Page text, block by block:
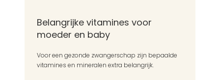
Belangrijke vitamines voor
moeder en baby
Voor een gezonde zwangerschap zijn bepaalde
vitamines en mineralen extra belangrijk.